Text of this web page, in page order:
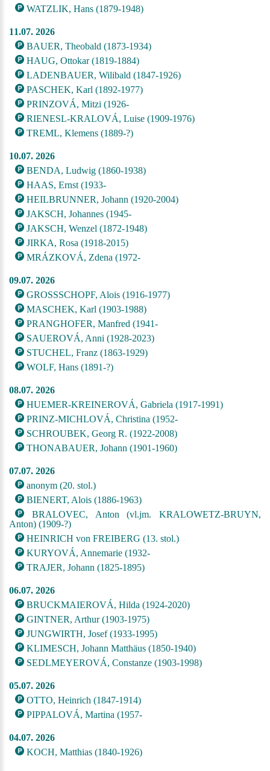
WATZLIK, Hans (1879-1948)
11.07. 2026
BAUER, Theobald (1873-1934)
HAUG, Ottokar (1819-1884)
LADENBAUER, Wilibald (1847-1926)
PASCHEK, Karl (1892-1977)
PRINZOVÁ, Mitzi (1926-
RIENESL-KRALOVÁ, Luise (1909-1976)
TREML, Klemens (1889-?)
10.07. 2026
BENDA, Ludwig (1860-1938)
HAAS, Ernst (1933-
HEILBRUNNER, Johann (1920-2004)
JAKSCH, Johannes (1945-
JAKSCH, Wenzel (1872-1948)
JIRKA, Rosa (1918-2015)
MRÁZKOVÁ, Zdena (1972-
09.07. 2026
GROSSSCHOPF, Alois (1916-1977)
MASCHEK, Karl (1903-1988)
PRANGHOFER, Manfred (1941-
SAUEROVÁ, Anni (1928-2023)
STUCHEL, Franz (1863-1929)
WOLF, Hans (1891-?)
08.07. 2026
HUEMER-KREINEROVÁ, Gabriela (1917-1991)
PRINZ-MICHLOVÁ, Christina (1952-
SCHROUBEK, Georg R. (1922-2008)
THONABAUER, Johann (1901-1960)
07.07. 2026
anonym (20. stol.)
BIENERT, Alois (1886-1963)
BRALOVEC, Anton (vl.jm. KRALOWETZ-BRUYN,
Anton) (1909-?)
HEINRICH von FREIBERG (13. stol.)
KURYOVÁ, Annemarie (1932-
TRAJER, Johann (1825-1895)
06.07. 2026
BRUCKMAIEROVÁ, Hilda (1924-2020)
GINTNER, Arthur (1903-1975)
JUNGWIRTH, Josef (1933-1995)
KLIMESCH, Johann Matthäus (1850-1940)
SEDLMEYEROVÁ, Constanze (1903-1998)
05.07. 2026
OTTO, Heinrich (1847-1914)
PIPPALOVÁ, Martina (1957-
04.07. 2026
KOCH, Matthias (1840-1926)